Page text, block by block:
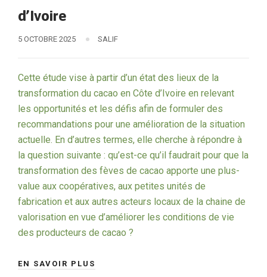
d’Ivoire
5 OCTOBRE 2025 SALIF
Cette étude vise à partir d’un état des lieux de la
transformation du cacao en Côte d’Ivoire en relevant
les opportunités et les défis afin de formuler des
recommandations pour une amélioration de la situation
actuelle. En d’autres termes, elle cherche à répondre à
la question suivante : qu’est-ce qu’il faudrait pour que la
transformation des fèves de cacao apporte une plus-
value aux coopératives, aux petites unités de
fabrication et aux autres acteurs locaux de la chaine de
valorisation en vue d’améliorer les conditions de vie
des producteurs de cacao ?
EN SAVOIR PLUS